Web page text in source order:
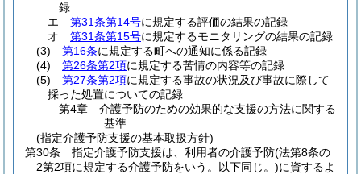
録
エ
第31条第14号に規定する評価の結果の記録
オ
第31条第15号に規定するモニタリングの結果の記録
(3)
第16条に規定する町への通知に係る記録
(4)
第26条第2項に規定する苦情の内容等の記録
(5)
第27条第2項に規定する事故の状況及び事故に際して
採った処置についての記録
第4章
介護予防のための効果的な支援の方法に関する
基準
(指定介護予防支援の基本取扱方針)
第30条
指定介護予防支援は、利用者の介護予防(法第8条の
2第2項に規定する介護予防をいう。以下同じ。)に資するよ